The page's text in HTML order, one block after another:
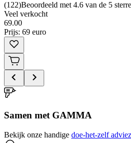
(122)Beoordeeld met 4.6 van de 5
Veel verkocht
69.00
Prijs: 69 euro
Samen met GAMMA
Bekijk onze handige doe-het-zelf